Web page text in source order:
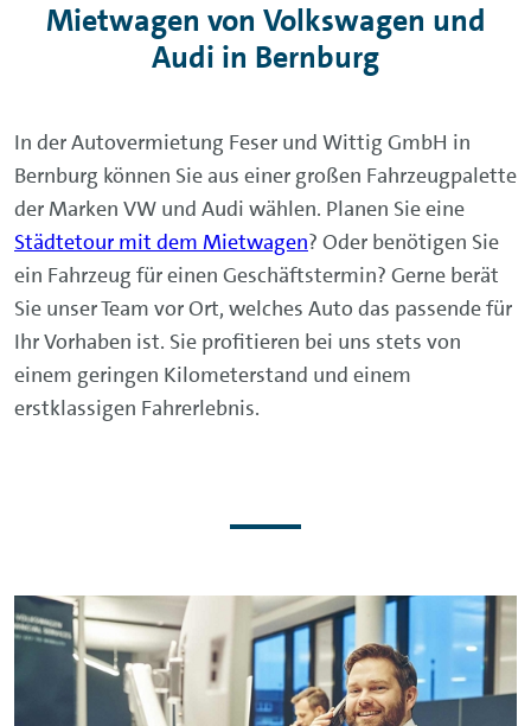
Mietwagen von Volkswagen und
Audi in Bernburg
In der Autovermietung Feser und Wittig GmbH in
Bernburg können Sie aus einer großen Fahrzeugpalette
der Marken VW und Audi wählen. Planen Sie eine
Städtetour mit dem Mietwagen? Oder benötigen Sie
ein Fahrzeug für einen Geschäftstermin? Gerne berät
Sie unser Team vor Ort, welches Auto das passende für
Ihr Vorhaben ist. Sie profitieren bei uns stets von
einem geringen Kilometerstand und einem
erstklassigen Fahrerlebnis.